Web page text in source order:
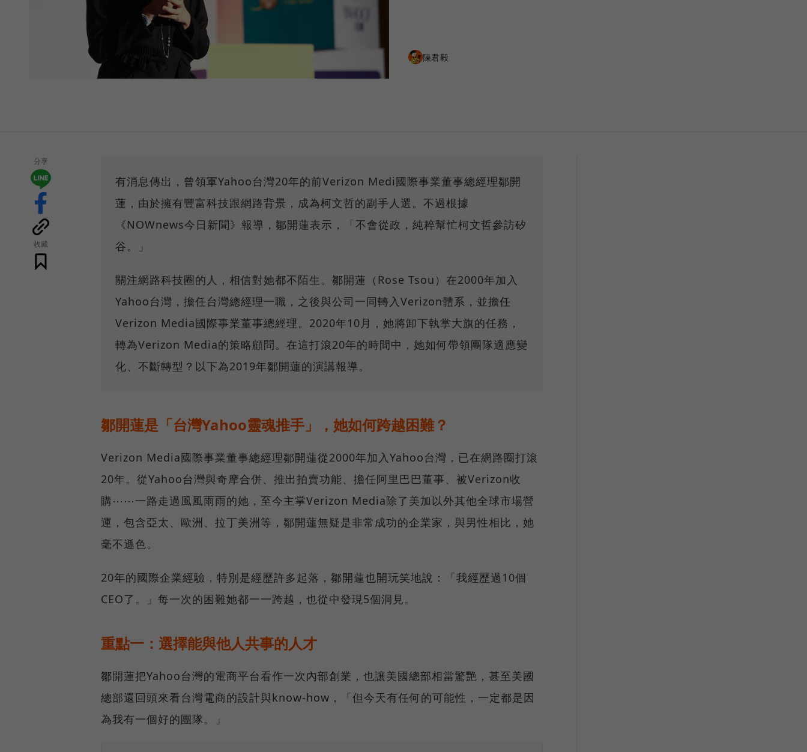
陳君毅
分享
收藏
有消息傳出，曾領軍Yahoo台灣20年的前Verizon Medi國際事業董事總經理鄒開
蓮，由於擁有豐富科技跟網路背景，成為柯文哲的副手人選。不過根據
《NOWnews今日新聞》報導，鄒開蓮表示，「不會從政，純粹幫忙柯文哲參訪矽
谷。」
關注網路科技圈的人，相信對她都不陌生。鄒開蓮（Rose Tsou）在2000年加入
Yahoo台灣，擔任台灣總經理一職，之後與公司一同轉入Verizon體系，並擔任
Verizon Media國際事業董事總經理。2020年10月，她將卸下執掌大旗的任務，
轉為Verizon Media的策略顧問。在這打滾20年的時間中，她如何帶領團隊適應變
化、不斷轉型？以下為2019年鄒開蓮的演講報導。
鄒開蓮是「台灣Yahoo靈魂推手」，她如何跨越困難？
Verizon Media國際事業董事總經理鄒開蓮從2000年加入Yahoo台灣，已在網路圈打滾
20年。從Yahoo台灣與奇摩合併、推出拍賣功能、擔任阿里巴巴董事、被Verizon收
購⋯⋯一路走過風風雨雨的她，至今主掌Verizon Media除了美加以外其他全球市場營
運，包含亞太、歐洲、拉丁美洲等，鄒開蓮無疑是非常成功的企業家，與男性相比，她
毫不遜色。
20年的國際企業經驗，特別是經歷許多起落，鄒開蓮也開玩笑地說：「我經歷過10個
CEO了。」每一次的困難她都一一跨越，也從中發現5個洞見。
重點一：選擇能與他人共事的人才
鄒開蓮把Yahoo台灣的電商平台看作一次內部創業，也讓美國總部相當驚艷，甚至美國
總部還回頭來看台灣電商的設計與know-how，「但今天有任何的可能性，一定都是因
為我有一個好的團隊。」